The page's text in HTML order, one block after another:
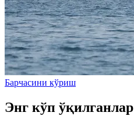
Барчасини кўриш
Энг кўп ўқилганлар